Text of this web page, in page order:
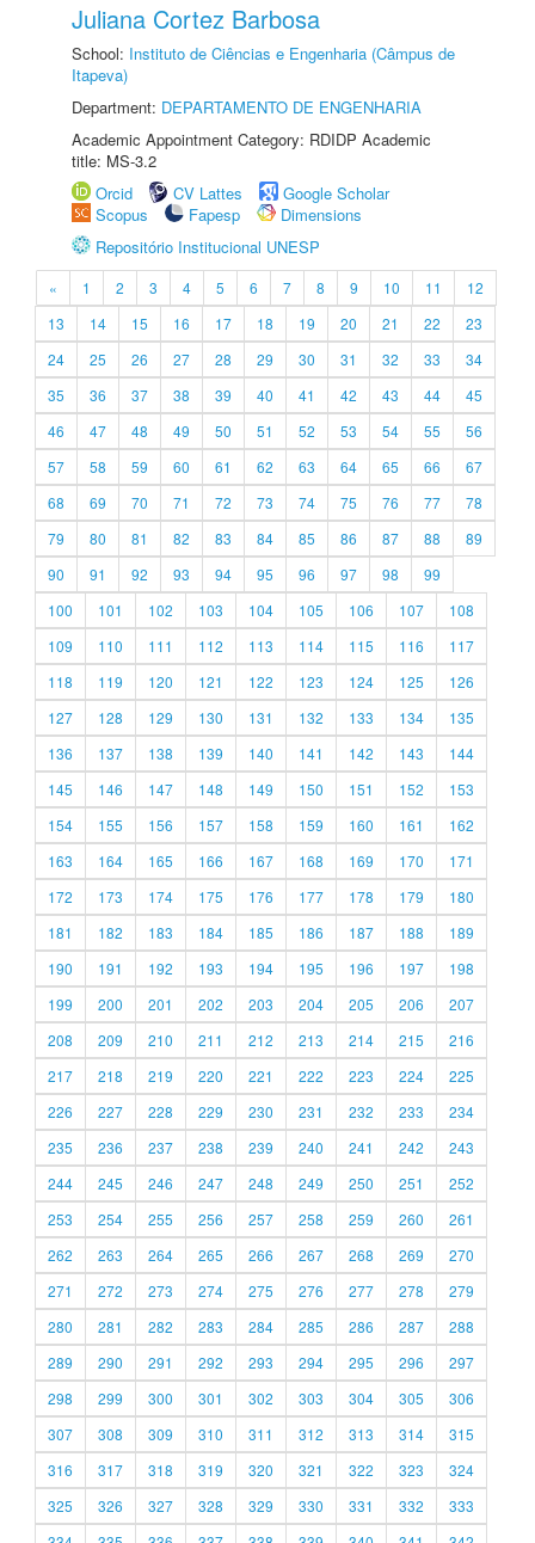
Juliana Cortez Barbosa
School: Instituto de Ciências e Engenharia (Câmpus de
Itapeva)
Department: DEPARTAMENTO DE ENGENHARIA
Academic Appointment Category: RDIDP Academic
title: MS-3.2
Orcid
CV Lattes
Google Scholar
Scopus
Fapesp
Dimensions
Repositório Institucional UNESP
« 1 2 3 4 5 6 7 8 9 10 11
12
13
14 15 16 17 18 19 20 21 22
23
24
25 26 27 28 29 30 31 32 33
34
35
36 37 38 39 40 41 42 43 44
45
46
47 48 49 50 51 52 53 54 55
56
57
58 59 60 61 62 63 64 65 66
67
68
69 70 71 72 73 74 75 76 77
78
79
80 81 82 83 84 85 86 87 88
89
90
91 92 93 94 95 96 97 98
99
100
101 102 103 104 105 106 107
108
109
110 111 112 113 114 115 116
117
118
119 120 121 122 123 124 125
126
127
128 129 130 131 132 133 134
135
136
137 138 139 140 141 142 143
144
145
146 147 148 149 150 151 152
153
154
155 156 157 158 159 160 161
162
163
164 165 166 167 168 169 170
171
172
173 174 175 176 177 178 179
180
181
182 183 184 185 186 187 188
189
190
191 192 193 194 195 196 197
198
199
200 201 202 203 204 205 206
207
208
209 210 211 212 213 214 215
216
217
218 219 220 221 222 223 224
225
226
227 228 229 230 231 232 233
234
235
236 237 238 239 240 241 242
243
244
245 246 247 248 249 250 251
252
253
254 255 256 257 258 259 260
261
262
263 264 265 266 267 268 269
270
271
272 273 274 275 276 277 278
279
280
281 282 283 284 285 286 287
288
289
290 291 292 293 294 295 296
297
298
299 300 301 302 303 304 305
306
307
308 309 310 311 312 313 314
315
316
317 318 319 320 321 322 323
324
325
326 327 328 329 330 331 332
333